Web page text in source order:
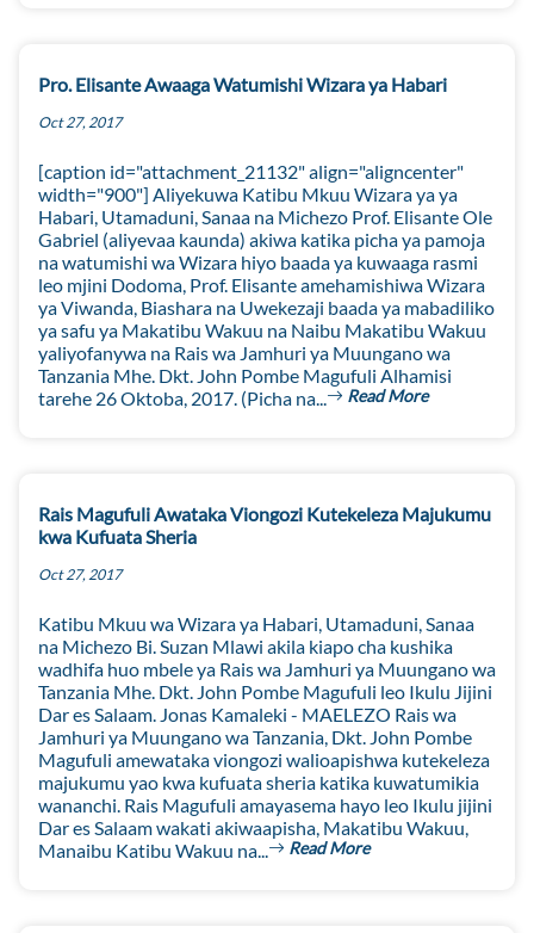
Pro. Elisante Awaaga Watumishi Wizara ya Habari
Oct 27, 2017
[caption id="attachment_21132" align="aligncenter"
width="900"] Aliyekuwa Katibu Mkuu Wizara ya ya
Habari, Utamaduni, Sanaa na Michezo Prof. Elisante Ole
Gabriel (aliyevaa kaunda) akiwa katika picha ya pamoja
na watumishi wa Wizara hiyo baada ya kuwaaga rasmi
leo mjini Dodoma, Prof. Elisante amehamishiwa Wizara
ya Viwanda, Biashara na Uwekezaji baada ya mabadiliko
ya safu ya Makatibu Wakuu na Naibu Makatibu Wakuu
yaliyofanywa na Rais wa Jamhuri ya Muungano wa
Tanzania Mhe. Dkt. John Pombe Magufuli Alhamisi
tarehe 26 Oktoba, 2017. (Picha na...
Read More
Rais Magufuli Awataka Viongozi Kutekeleza Majukumu
kwa Kufuata Sheria
Oct 27, 2017
Katibu Mkuu wa Wizara ya Habari, Utamaduni, Sanaa
na Michezo Bi. Suzan Mlawi akila kiapo cha kushika
wadhifa huo mbele ya Rais wa Jamhuri ya Muungano wa
Tanzania Mhe. Dkt. John Pombe Magufuli leo Ikulu Jijini
Dar es Salaam. Jonas Kamaleki - MAELEZO Rais wa
Jamhuri ya Muungano wa Tanzania, Dkt. John Pombe
Magufuli amewataka viongozi walioapishwa kutekeleza
majukumu yao kwa kufuata sheria katika kuwatumikia
wananchi. Rais Magufuli amayasema hayo leo Ikulu jijini
Dar es Salaam wakati akiwaapisha, Makatibu Wakuu,
Manaibu Katibu Wakuu na...
Read More